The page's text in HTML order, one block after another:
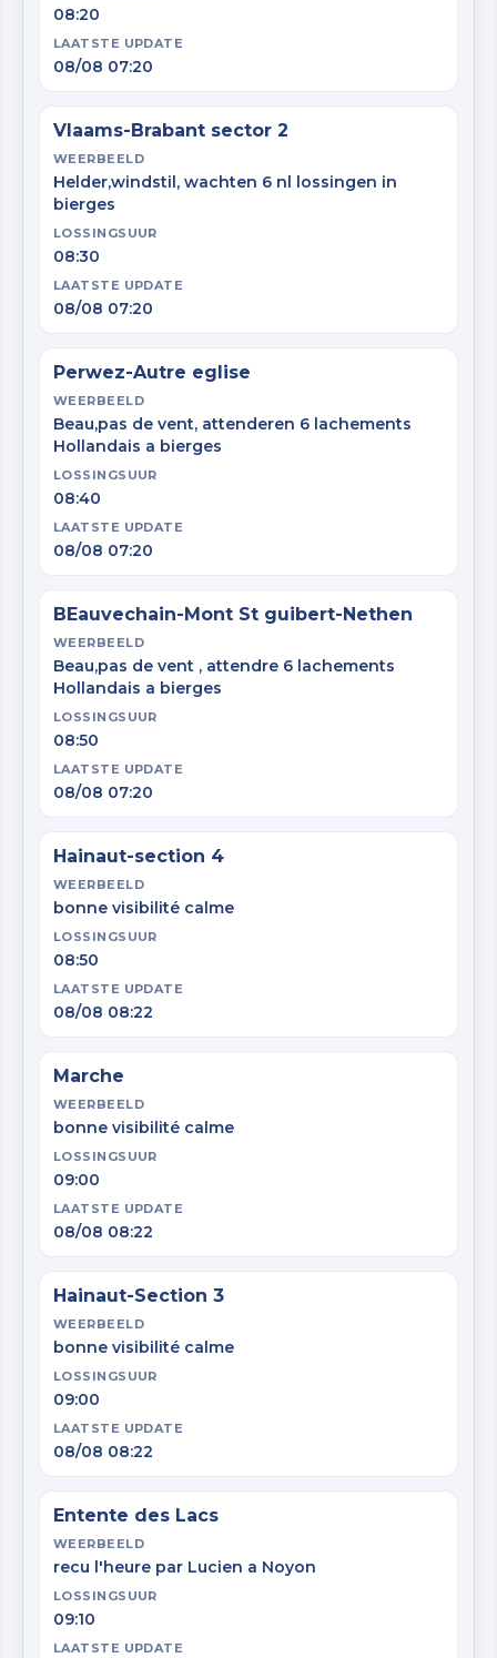
08:20
LAATSTE UPDATE
08/08 07:20
Vlaams-Brabant sector 2
WEERBEELD
Helder,windstil, wachten 6 nl lossingen in
bierges
LOSSINGSUUR
08:30
LAATSTE UPDATE
08/08 07:20
Perwez-Autre eglise
WEERBEELD
Beau,pas de vent, attenderen 6 lachements
Hollandais a bierges
LOSSINGSUUR
08:40
LAATSTE UPDATE
08/08 07:20
BEauvechain-Mont St guibert-Nethen
WEERBEELD
Beau,pas de vent , attendre 6 lachements
Hollandais a bierges
LOSSINGSUUR
08:50
LAATSTE UPDATE
08/08 07:20
Hainaut-section 4
WEERBEELD
bonne visibilité calme
LOSSINGSUUR
08:50
LAATSTE UPDATE
08/08 08:22
Marche
WEERBEELD
bonne visibilité calme
LOSSINGSUUR
09:00
LAATSTE UPDATE
08/08 08:22
Hainaut-Section 3
WEERBEELD
bonne visibilité calme
LOSSINGSUUR
09:00
LAATSTE UPDATE
08/08 08:22
Entente des Lacs
WEERBEELD
recu l'heure par Lucien a Noyon
LOSSINGSUUR
09:10
LAATSTE UPDATE